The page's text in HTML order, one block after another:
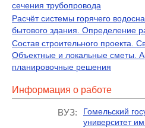
сечения трубопровода
Расчёт системы горячего
бытового здания. Определение
Состав строительного проекта.
Объектные и локальные сметы.
планировочные решения
Информация о работе
ВУЗ:
Гомельский
университет